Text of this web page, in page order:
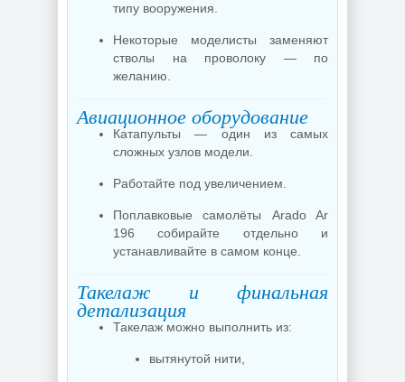
типу вооружения.
Некоторые моделисты заменяют
стволы на проволоку — по
желанию.
Авиационное оборудование
Катапульты — один из самых
сложных узлов модели.
Работайте под увеличением.
Поплавковые самолёты Arado Ar
196 собирайте отдельно и
устанавливайте в самом конце.
Такелаж и финальная
детализация
Такелаж можно выполнить из:
вытянутой нити,